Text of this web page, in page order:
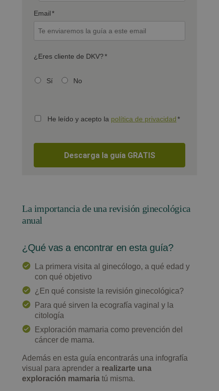
La importancia de una revisión ginecológica
anual
¿Qué vas a encontrar en esta guía?
La primera visita al ginecólogo, a qué edad y
con qué objetivo
¿En qué consiste la revisión ginecológica?
Para qué sirven la ecografía vaginal y la
citología
Exploración mamaria como prevención del
cáncer de mama.
Además en esta guía encontrarás una infografía
visual para aprender a realizarte una
exploración mamaria tú misma.
Email*
¿Eres cliente de DKV?*
Sí No
He leído y acepto la política de privacidad*